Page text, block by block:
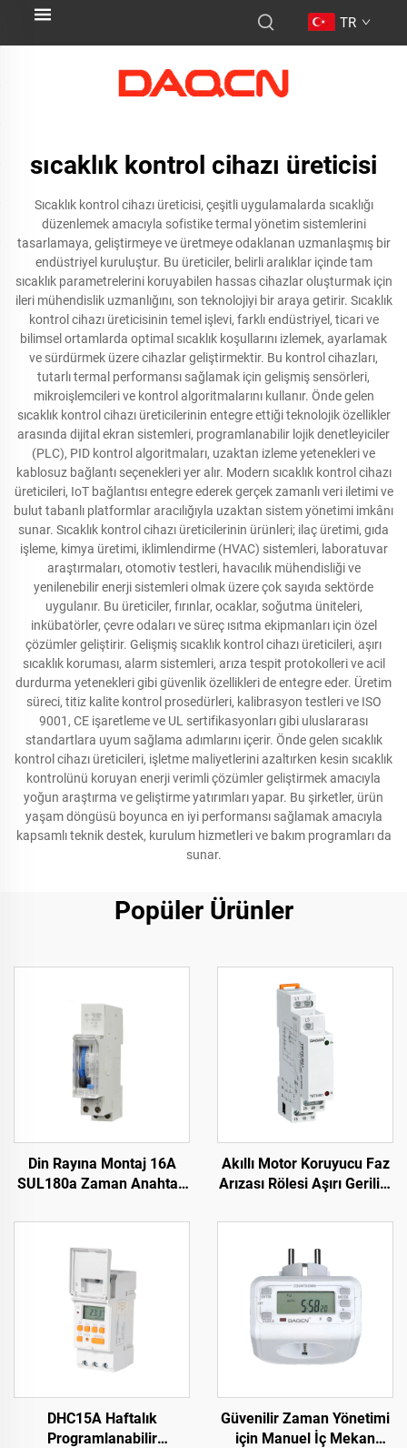
TR
sıcaklık kontrol cihazı üreticisi
Sıcaklık kontrol cihazı üreticisi, çeşitli uygulamalarda sıcaklığı
düzenlemek amacıyla sofistike termal yönetim sistemlerini
tasarlamaya, geliştirmeye ve üretmeye odaklanan uzmanlaşmış bir
endüstriyel kuruluştur. Bu üreticiler, belirli aralıklar içinde tam
sıcaklık parametrelerini koruyabilen hassas cihazlar oluşturmak için
ileri mühendislik uzmanlığını, son teknolojiyi bir araya getirir. Sıcaklık
kontrol cihazı üreticisinin temel işlevi, farklı endüstriyel, ticari ve
bilimsel ortamlarda optimal sıcaklık koşullarını izlemek, ayarlamak
ve sürdürmek üzere cihazlar geliştirmektir. Bu kontrol cihazları,
tutarlı termal performansı sağlamak için gelişmiş sensörleri,
mikroişlemcileri ve kontrol algoritmalarını kullanır. Önde gelen
sıcaklık kontrol cihazı üreticilerinin entegre ettiği teknolojik özellikler
arasında dijital ekran sistemleri, programlanabilir lojik denetleyiciler
(PLC), PID kontrol algoritmaları, uzaktan izleme yetenekleri ve
kablosuz bağlantı seçenekleri yer alır. Modern sıcaklık kontrol cihazı
üreticileri, IoT bağlantısı entegre ederek gerçek zamanlı veri iletimi ve
bulut tabanlı platformlar aracılığıyla uzaktan sistem yönetimi imkânı
sunar. Sıcaklık kontrol cihazı üreticilerinin ürünleri; ilaç üretimi, gıda
işleme, kimya üretimi, iklimlendirme (HVAC) sistemleri, laboratuvar
araştırmaları, otomotiv testleri, havacılık mühendisliği ve
yenilenebilir enerji sistemleri olmak üzere çok sayıda sektörde
uygulanır. Bu üreticiler, fırınlar, ocaklar, soğutma üniteleri,
inkübatörler, çevre odaları ve süreç ısıtma ekipmanları için özel
çözümler geliştirir. Gelişmiş sıcaklık kontrol cihazı üreticileri, aşırı
sıcaklık koruması, alarm sistemleri, arıza tespit protokolleri ve acil
durdurma yetenekleri gibi güvenlik özellikleri de entegre eder. Üretim
süreci, titiz kalite kontrol prosedürleri, kalibrasyon testleri ve ISO
9001, CE işaretleme ve UL sertifikasyonları gibi uluslararası
standartlara uyum sağlama adımlarını içerir. Önde gelen sıcaklık
kontrol cihazı üreticileri, işletme maliyetlerini azaltırken kesin sıcaklık
kontrolünü koruyan enerji verimli çözümler geliştirmek amacıyla
yoğun araştırma ve geliştirme yatırımları yapar. Bu şirketler, ürün
yaşam döngüsü boyunca en iyi performansı sağlamak amacıyla
kapsamlı teknik destek, kurulum hizmetleri ve bakım programları da
sunar.
Popüler Ürünler
Din Rayına Montaj 16A
SUL180a Zaman Anahtarı
Stokta
Akıllı Motor Koruyucu Faz
Arızası Rölesi Aşırı Gerilim
Koruyucusu Faz Gerilim
Rölesi
DHC15A Haftalık
Programlanabilir
Güvenilir Zaman Yönetimi
için Manuel İç Mekan